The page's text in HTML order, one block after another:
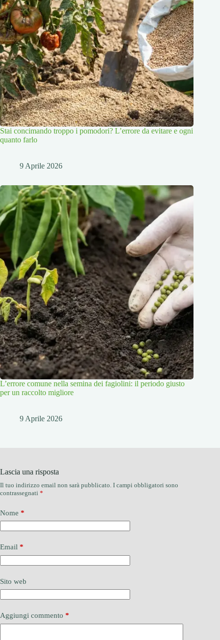
Stai concimando troppo i pomodori? L’errore da evitare e ogni
quanto farlo
9 Aprile 2026
L’errore comune nella semina dei fagiolini: il periodo giusto
per un raccolto migliore
9 Aprile 2026
Lascia una risposta
Il tuo indirizzo email non sarà pubblicato. I campi obbligatori sono
contrassegnati *
Nome *
Email *
Sito web
Aggiungi commento *